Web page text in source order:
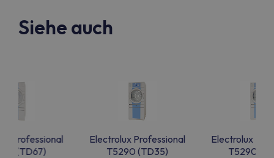
Siehe auch
Professional
(TD67)
Electrolux Professional
T5290 (TD35)
Electrolux
T5290